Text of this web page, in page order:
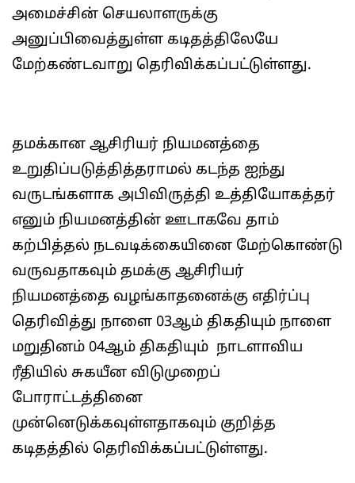
அமைச்சின் செயலாளருக்கு
அனுப்பிவைத்துள்ள கடிதத்திலேயே
மேற்கண்டவாறு தெரிவிக்கப்பட்டுள்ளது.
தமக்கான ஆசிரியர் நியமனத்தை
உறுதிப்படுத்தித்தராமல் கடந்த ஐந்து
வருடங்களாக அபிவிருத்தி உத்தியோகத்தர்
எனும் நியமனத்தின் ஊடாகவே தாம்
கற்பித்தல் நடவடிக்கையினை மேற்கொண்டு
வருவதாகவும் தமக்கு ஆசிரியர்
நியமனத்தை வழங்காதனைக்கு எதிர்ப்பு
தெரிவித்து நாளை 03ஆம் திகதியும் நாளை
மறுதினம் 04ஆம் திகதியும் நாடளாவிய
ரீதியில் சுகயீன விடுமுறைப்
போராட்டத்தினை
முன்னெடுக்கவுள்ளதாகவும் குறித்த
கடிதத்தில் தெரிவிக்கப்பட்டுள்ளது.